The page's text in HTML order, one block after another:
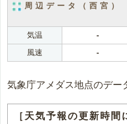
周辺データ（西宮）
気温 -
風速
-
気象庁アメダス地点のデー
［天気予報の更新時間